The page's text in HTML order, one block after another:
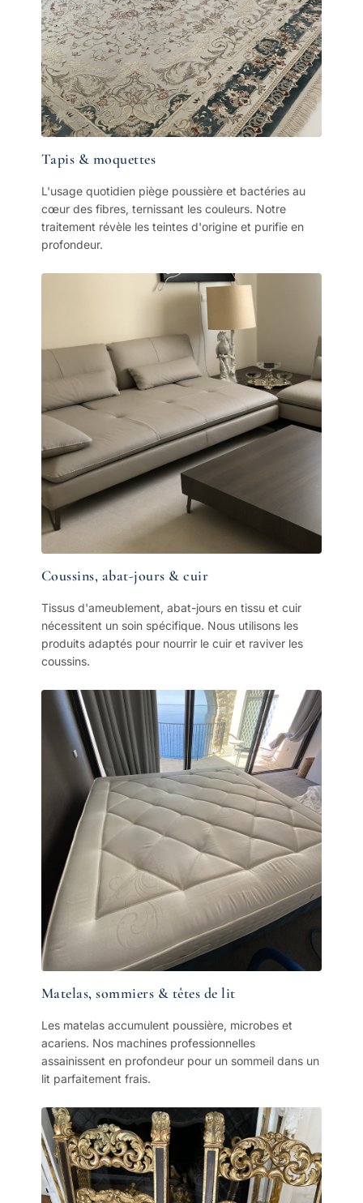
Tapis & moquettes
L'usage quotidien piège poussière et bactéries au
cœur des fibres, ternissant les couleurs. Notre
traitement révèle les teintes d'origine et purifie en
profondeur.
Coussins, abat-jours & cuir
Tissus d'ameublement, abat-jours en tissu et cuir
nécessitent un soin spécifique. Nous utilisons les
produits adaptés pour nourrir le cuir et raviver les
coussins.
Matelas, sommiers & têtes de lit
Les matelas accumulent poussière, microbes et
acariens. Nos machines professionnelles
assainissent en profondeur pour un sommeil dans un
lit parfaitement frais.